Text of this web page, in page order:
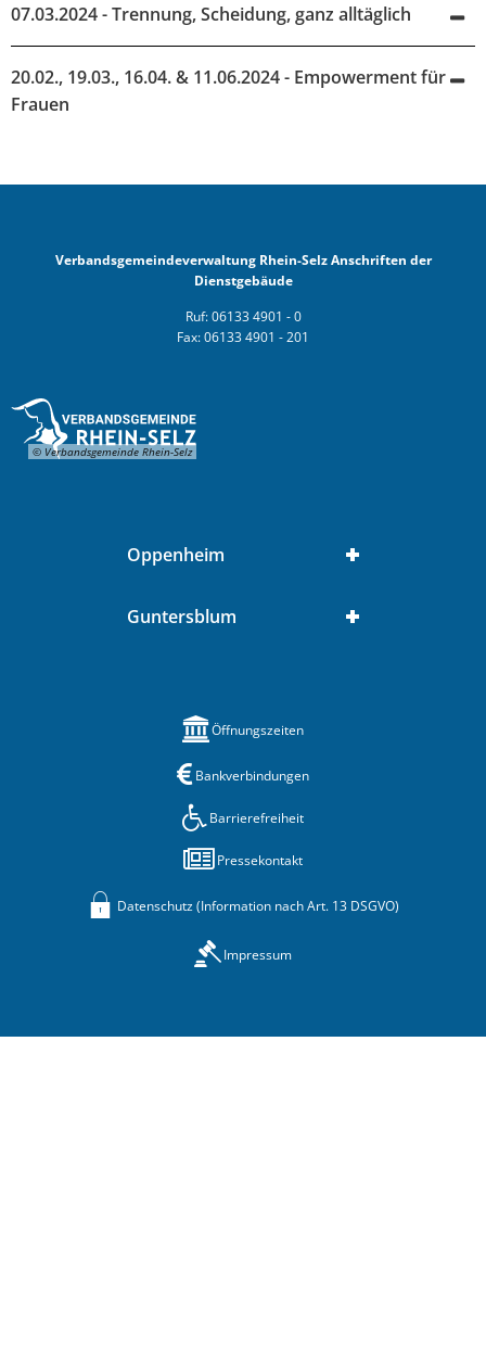
07.03.2024 - Trennung, Scheidung, ganz alltäglich
20.02., 19.03., 16.04. & 11.06.2024 - Empowerment für
Frauen
Verbandsgemeindeverwaltung Rhein-Selz Anschriften der
Dienstgebäude
Ruf: 06133 4901 - 0
Fax: 06133 4901 - 201
© Verbandsgemeinde Rhein-Selz
Oppenheim
Guntersblum
Öffnungszeiten
Bankverbindungen
Barrierefreiheit
Pressekontakt
Datenschutz (Information nach Art. 13 DSGVO)
Impressum